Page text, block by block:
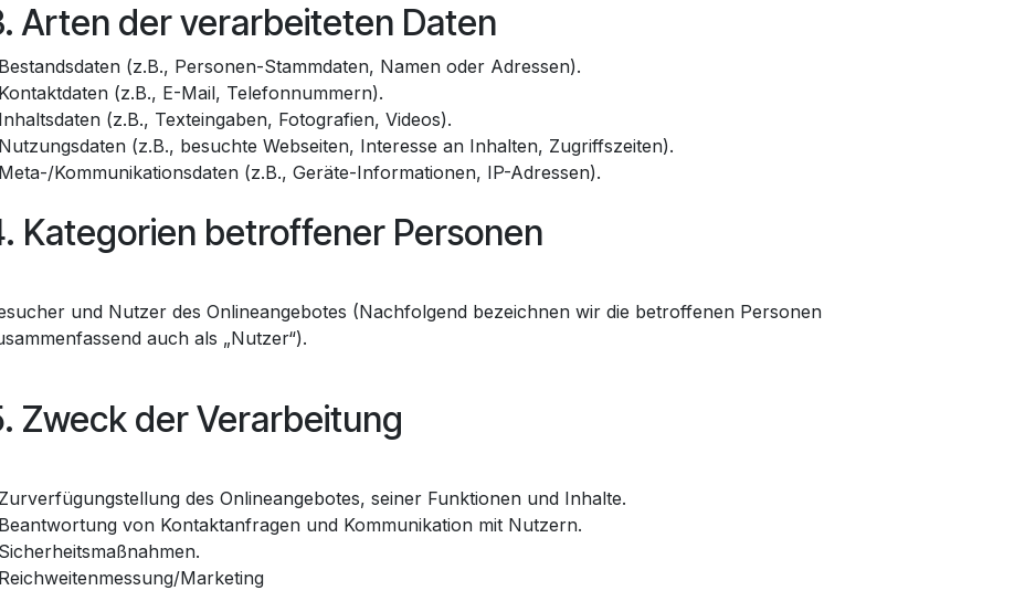
Arten der verarbeiteten Daten
(z.B., Personen-Stammdaten, Namen oder Adressen).
(z.B., E-Mail, Telefonnummern).
(z.B., Texteingaben, Fotografien, Videos).
(z.B., besuchte Webseiten, Interesse an Inhalten, Zugriffszeiten).
Kommunikationsdaten (z.B., Geräte-Informationen, IP-Adressen).
Kategorien betroffener Personen
und Nutzer des Onlineangebotes (Nachfolgend bezeichnen wir die betroffenen Personen
auch als „Nutzer“).
Zweck der Verarbeitung
des Onlineangebotes, seiner Funktionen und Inhalte.
von Kontaktanfragen und Kommunikation mit Nutzern.
Marketing